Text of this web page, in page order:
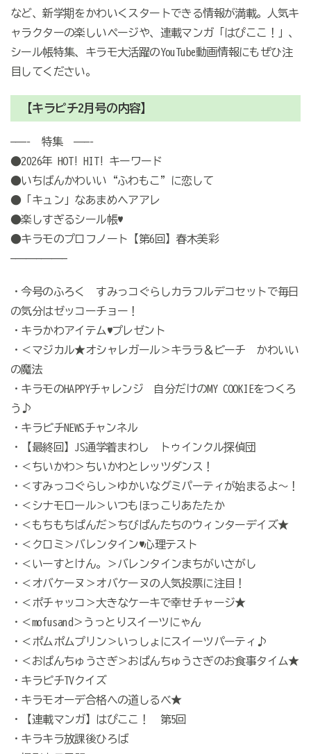
など、新学期をかわいくスタートできる情報が満載。人気キ
ャラクターの楽しいページや、連載マンガ「はぴここ！」、
シール帳特集、キラモ大活躍のYouTube動画情報にもぜひ注
目してください。
【キラピチ2月号の内容】
———– 特集 ———–
●2026年 HOT! HIT! キーワード
●いちばんかわいい“ふわもこ”に恋して
●「キュン」なあまめヘアアレ
●楽しすぎるシール帳♥
●キラモのプロフノート【第6回】春木美彩
———————————
・今号のふろく すみっコぐらしカラフルデコセットで毎日
の気分はゼッコーチョー！
・キラかわアイテム♥プレゼント
・＜マジカル★オシャレガール＞キララ＆ピーチ かわいい
の魔法
・キラモのHAPPYチャレンジ 自分だけのMY COOKIEをつくろ
う♪
・キラピチNEWSチャンネル
・【最終回】JS通学着まわし トゥインクル探偵団
・＜ちいかわ＞ちいかわとレッツダンス！
・＜すみっコぐらし＞ゆかいなグミパーティが始まるよ～！
・＜シナモロール＞いつもほっこりあたたか
・＜もちもちぱんだ＞ちびぱんたちのウィンターデイズ★
・＜クロミ＞バレンタイン♥心理テスト
・＜いーすとけん。＞バレンタインまちがいさがし
・＜オバケーヌ＞オバケーヌの人気投票に注目！
・＜ポチャッコ＞大きなケーキで幸せチャージ★
・＜mofusand＞うっとりスイーツにゃん
・＜ポムポムプリン＞いっしょにスイーツパーティ♪
・＜おぱんちゅうさぎ＞おぱんちゅうさぎのお食事タイム★
・キラピチTVクイズ
・キラモオーデ合格への道しるべ★
・【連載マンガ】はぴここ！ 第5回
・キラキラ放課後ひろば